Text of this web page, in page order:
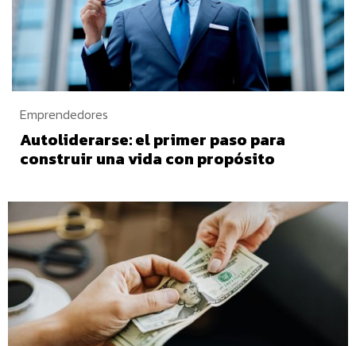
Emprendedores
Autoliderarse: el primer paso para
construir una vida con propósito